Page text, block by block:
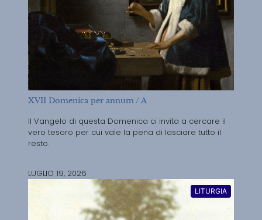
XVII Domenica per annum / A
Il Vangelo di questa Domenica ci invita a cercare il
vero tesoro per cui vale la pena di lasciare tutto il
resto.
LUGLIO 19, 2026
LITURGIA